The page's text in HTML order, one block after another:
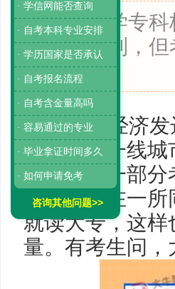
导读：大学专
享难以做到，
本科。
广东省经济
生都想在一线
作。也有一部
希望可以在一
就读大专，这
量。有考生问
· 学信网能否查询
· 自考本科专业安排
· 学历国家是否承认
· 自考报名流程
· 自考含金量高吗
· 容易通过的专业
· 毕业拿证时间多久
· 如何申请免考
咨询其他问题>>